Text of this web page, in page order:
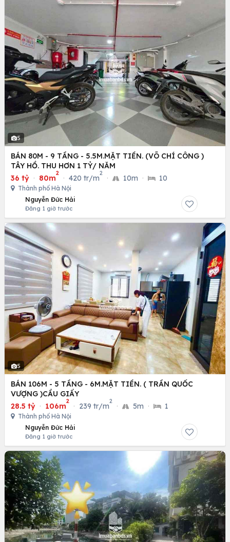
5
BÁN 80M - 9 TẦNG - 5.5M.MẶT TIỀN. (VÕ CHÍ CÔNG )
TÂY HỒ. THU HƠN 1 TỶ/ NĂM
36 tỷ · 80m
2
· 420 tr/m
2
· 10m · 10
Thành phố Hà Nội
Nguyễn Đức Hải
Đăng 1 giờ trước
5
BÁN 106M - 5 TẦNG - 6M.MẶT TIỀN. ( TRẦN QUỐC
VƯỢNG )CẦU GIẤY
28.5 tỷ · 106m
2
· 239 tr/m
2
· 5m · 1
Thành phố Hà Nội
Nguyễn Đức Hải
Đăng 1 giờ trước